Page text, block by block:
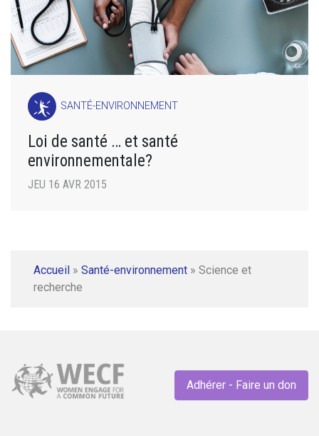
SANTÉ-ENVIRONNEMENT
Loi de santé … et santé
environnementale?
JEU 16 AVR 2015
Accueil » Santé-environnement » Science et
recherche
Adhérer - Faire un don